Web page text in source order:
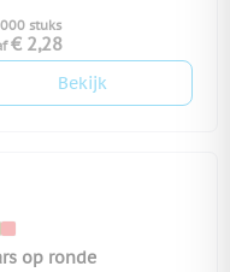
stuks
€ 2,28
Bekijk
op ronde